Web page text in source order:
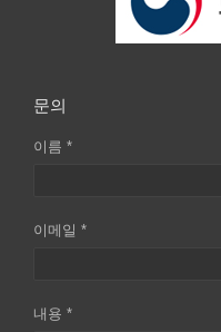
문의
이름 *
이메일 *
내용 *